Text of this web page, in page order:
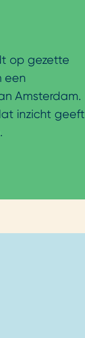
op gezette
een
Amsterdam.
inzicht geeft